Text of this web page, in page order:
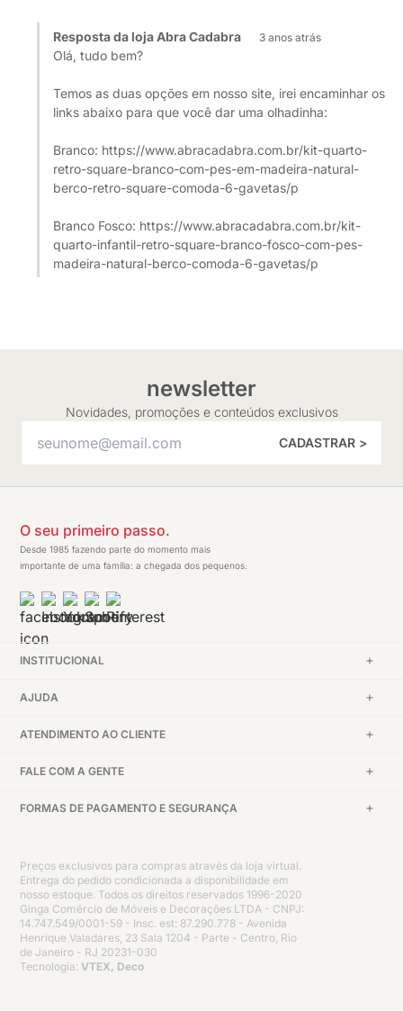
Resposta da loja Abra Cadabra 3 anos atrás
Olá, tudo bem?
Temos as duas opções em nosso site, irei encaminhar os
links abaixo para que você dar uma olhadinha:
Branco: https://www.abracadabra.com.br/kit-quarto-
retro-square-branco-com-pes-em-madeira-natural-
berco-retro-square-comoda-6-gavetas/p
Branco Fosco: https://www.abracadabra.com.br/kit-
quarto-infantil-retro-square-branco-fosco-com-pes-
newsletter
Novidades, promoções e conteúdos exclusivos
CADASTRAR >
O seu primeiro passo.
Desde 1985 fazendo parte do momento mais
importante de uma família: a chegada dos pequenos.
INSTITUCIONAL
AJUDA
ATENDIMENTO AO CLIENTE
FALE COM A GENTE
FORMAS DE PAGAMENTO E SEGURANÇA
Preços exclusivos para compras através da loja virtual.
Entrega do pedido condicionada a disponibilidade em
nosso estoque. Todos os direitos reservados 1996-2020
Ginga Comércio de Móveis e Decorações LTDA - CNPJ:
14.747.549/0001-59 - Insc. est: 87.290.778 - Avenida
Henrique Valadares, 23 Sala 1204 - Parte - Centro, Rio
de Janeiro - RJ 20231-030
Tecnologia: VTEX, Deco